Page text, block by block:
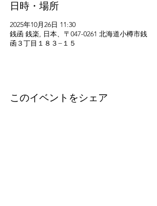
日時・場所
2025年10月26日 11:30
銭函 銭楽, 日本、〒047-0261 北海道小樽市銭
函３丁目１８３−１５
このイベントをシェア